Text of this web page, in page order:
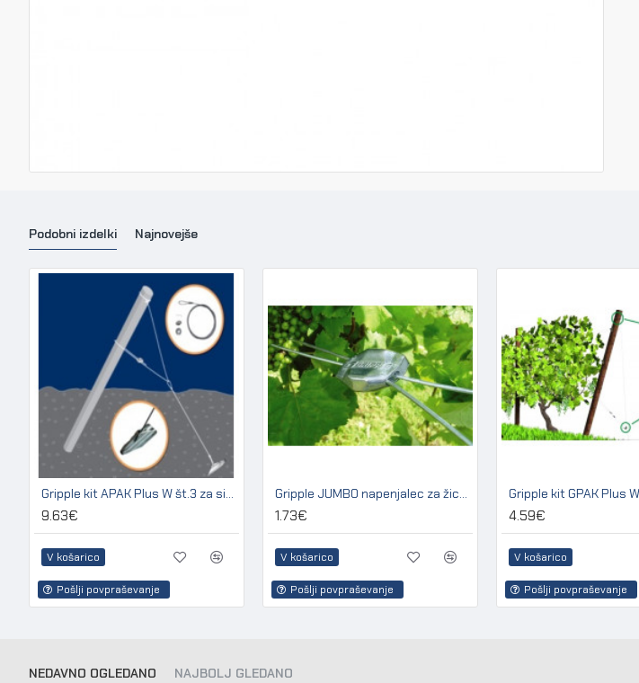
Podobni izdelki Najnovejše
Gripple kit APAK Plus W št.3 za sidranje lesenih in betonskih stebrov
9.63€
V košarico
Pošlji povpraševanje
Gripple JUMBO napenjalec za žico 2,50 - 3,15 mm (pakir. 20 kos)
1.73€
V košarico
Pošlji povpraševanje
4.59€
V košarico
Pošlji povpraševanje
NEDAVNO OGLEDANO NAJBOLJ GLEDANO